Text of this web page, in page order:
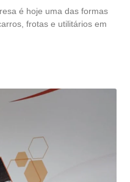
é hoje uma das formas
frotas e utilitários em